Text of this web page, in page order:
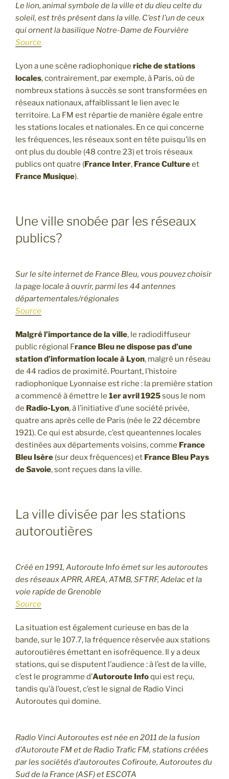
Le lion, animal symbole de la ville et du dieu celte du
soleil, est très présent dans la ville. C’est l’un de ceux
qui ornent la basilique Notre-Dame de Fourvière
Source
Lyon a une scène radiophonique riche de stations
locales, contrairement, par exemple, à Paris, où de
nombreux stations à succès se sont transformées en
réseaux nationaux, affaiblissant le lien avec le
territoire. La FM est répartie de manière égale entre
les stations locales et nationales. En ce qui concerne
les fréquences, les réseaux sont en tête puisqu’ils en
ont plus du double (48 contre 23) et trois réseaux
publics ont quatre (France Inter, France Cultureet
France Musique).
Une ville snobée par les réseaux
publics?
Sur le site internet de France Bleu, vous pouvez choisir
la page locale à ouvrir, parmi les 44 antennes
départementales/régionales
Source
Malgré l’importance de la ville, le radiodiffuseur
public régional France Bleu ne dispose pas d’une
station d’information locale à Lyon, malgré un réseau
de 44 radios de proximité. Pourtant, l’histoire
radiophonique Lyonnaise est riche : la première station
a commencé à émettre le 1er avril 1925sous le nom
de Radio-Lyon, à l’initiative d’une société privée,
quatre ans après celle de Paris (née le 22 décembre
1921). Ce qui est absurde, c’est queantennes locales
destinées aux départements voisins, comme France
Bleu Isère (sur deux fréquences) et France Bleu Pays
de Savoie, sont reçues dans la ville.
La ville divisée par les stations
autoroutières
Créé en 1991, Autoroute Info émet sur les autoroutes
des réseaux APRR, AREA, ATMB, SFTRF, Adelac et la
voie rapide de Grenoble
Source
La situation est également curieuse en bas de la
bande, sur le 107.7, la fréquence réservée aux stations
autoroutières émettant en isofréquence. Il y a deux
stations, qui se disputent l’audience : à l’est de la ville,
c’est le programme d’Autoroute Infoqui est reçu,
tandis qu’à l’ouest, c’est le signal de Radio Vinci
Autoroutes qui domine.
Radio Vinci Autoroutes est née en 2011 de la fusion
d’Autoroute FM et de Radio Trafic FM, stations créées
par les sociétés d’autoroutes Cofiroute, Autoroutes du
Sud de la France (ASF) et ESCOTA